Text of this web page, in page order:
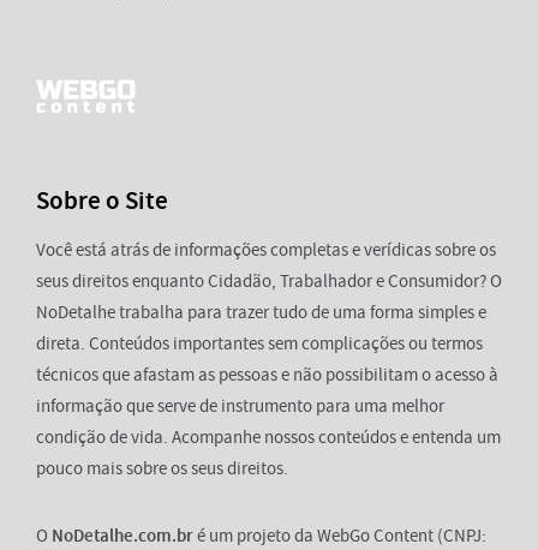
Sobre o Site
Você está atrás de informações completas e verídicas sobre os
seus direitos enquanto Cidadão, Trabalhador e Consumidor? O
NoDetalhe trabalha para trazer tudo de uma forma simples e
direta. Conteúdos importantes sem complicações ou termos
técnicos que afastam as pessoas e não possibilitam o acesso à
informação que serve de instrumento para uma melhor
condição de vida. Acompanhe nossos conteúdos e entenda um
pouco mais sobre os seus direitos.
O NoDetalhe.com.bré um projeto da WebGo Content (CNPJ: